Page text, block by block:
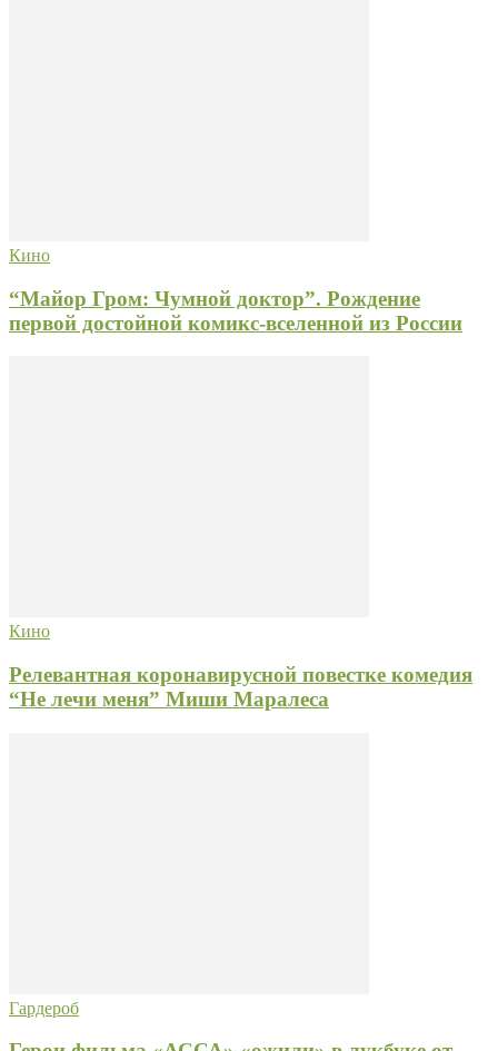
Кино
“Майор Гром: Чумной доктор”. Рождение
первой достойной комикс-вселенной из России
Кино
Релевантная коронавирусной повестке комедия
“Не лечи меня” Миши Маралеса
Гардероб